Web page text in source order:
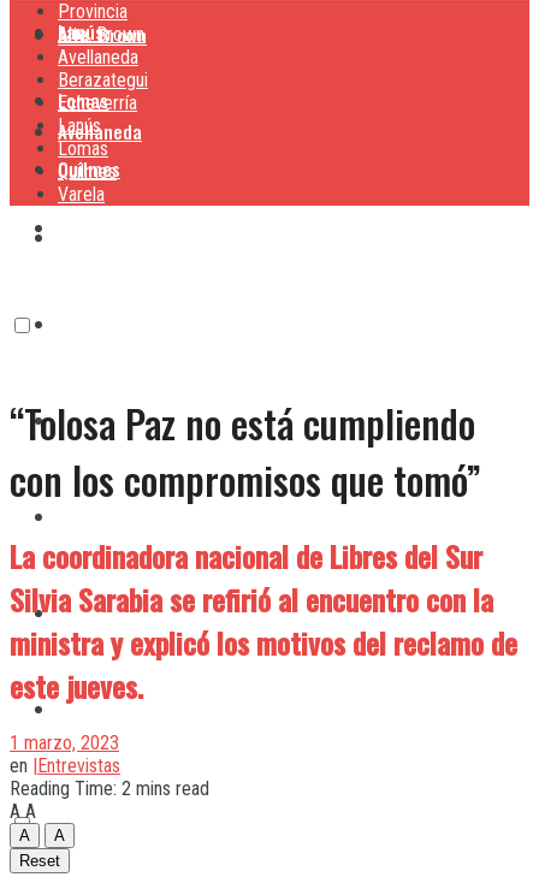
Lanús
Lomas
Quilmes
Alte. Brown
Avellaneda
Lanús
Quilmes
Varela
Provincia
Alte. Brown
Avellaneda
Berazategui
Echeverría
Lanús
Lomas
Quilmes
Varela
“Tolosa Paz no está cumpliendo
con los compromisos que tomó”
La coordinadora nacional de Libres del Sur
Silvia Sarabia se refirió al encuentro con la
ministra y explicó los motivos del reclamo de
este jueves.
1 marzo, 2023
en |Entrevistas
Reading Time: 2 mins read
A A
A
A
Reset